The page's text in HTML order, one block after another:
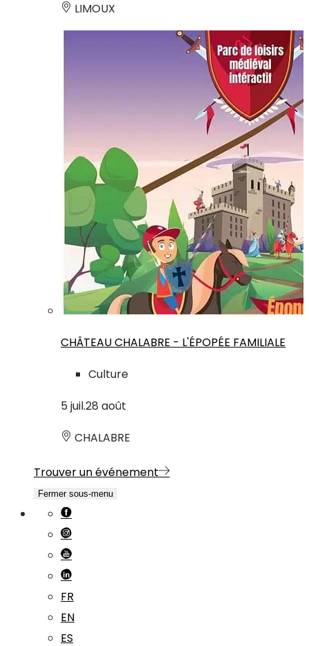
LIMOUX
CHÂTEAU CHALABRE - L'ÉPOPÉE FAMILIALE
Culture
5 juil.28 août
CHALABRE
Trouver un événement
Fermer sous-menu
FR
EN
ES